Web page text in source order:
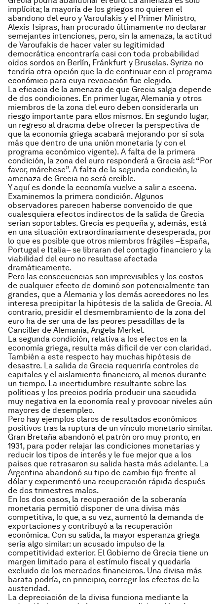
implícita; la mayoría de los griegos no quieren el
abandono del euro y Varoufakis y el Primer Ministro,
Alexis Tsipras, han procurado últimamente no declarar
semejantes intenciones, pero, sin la amenaza, la actitud
de Varoufakis de hacer valer su legitimidad
democrática encontraría casi con toda probabilidad
oídos sordos en Berlín, Fránkfurt y Bruselas. Syriza no
tendría otra opción que la de continuar con el programa
económico para cuya revocación fue elegido.
La eficacia de la amenaza de que Grecia salga depende
de dos condiciones. En primer lugar, Alemania y otros
miembros de la zona del euro deben considerarla un
riesgo importante para ellos mismos. En segundo lugar,
un regreso al dracma debe ofrecer la perspectiva de
que la economía griega acabará mejorando por sí sola
más que dentro de una unión monetaria (y con el
programa económico vigente). A falta de la primera
condición, la zona del euro responderá a Grecia así: “Por
favor, márchese”. A falta de la segunda condición, la
amenaza de Grecia no será creíble.
Y aquí es donde la economía vuelve a salir a escena.
Examinemos la primera condición. Algunos
observadores parecen haberse convencido de que
cualesquiera efectos indirectos de la salida de Grecia
serían soportables. Grecia es pequeña y, además, está
en una situación extraordinariamente desesperada, por
lo que es posible que otros miembros frágiles –España,
Portugal e Italia– se libraran del contagio financiero y la
viabilidad del euro no resultase afectada
dramáticamente.
Pero las consecuencias son imprevisibles y los costos
de cualquier efecto de dominó son potencialmente tan
grandes, que a Alemania y los demás acreedores no les
interesa precipitar la hipótesis de la salida de Grecia. Al
contrario, presidir el desmembramiento de la zona del
euro ha de ser una de las peores pesadillas de la
Canciller de Alemania, Angela Merkel.
La segunda condición, relativa a los efectos en la
economía griega, resulta más dificil de ver con claridad.
También a este respecto hay muchas hipótesis de
desastre. La salida de Grecia requeriría controles de
capitales y el aislamiento financiero, al menos durante
un tiempo. La incertidumbre resultante sobre las
políticas y los precios podría producir una sacudida
muy negativa en la economía real y provocar niveles aún
mayores de desempleo.
Pero hay ejemplos claros de resultados económicos
positivos tras la ruptura de un vínculo monetario similar.
Gran Bretaña abandonó el patrón oro muy pronto, en
1931, para poder relajar las condiciones monetarias y
reducir los tipos de interés y le fue mejor que a los
países que retrasaron su salida hasta más adelante. La
Argentina abandonó su tipo de cambio fijo frente al
dólar y experimentó una recuperación rápida después
de dos trimestres malos.
En los dos casos, la recuperación de la soberanía
monetaria permitió disponer de una divisa más
competitiva, lo que, a su vez, aumentó la demanda de
exportaciones y contribuyó a la recuperación
económica. Con su salida, la mayor esperanza griega
sería algo similar: un acusado impulso de la
competitividad exterior. El Gobierno de Grecia tiene un
margen limitado para el estímulo fiscal y quedaría
excluido de los mercados financieros. Una divisa más
barata podría, en principio, corregir los efectos de la
austeridad.
La depreciación de la divisa funciona mediante la